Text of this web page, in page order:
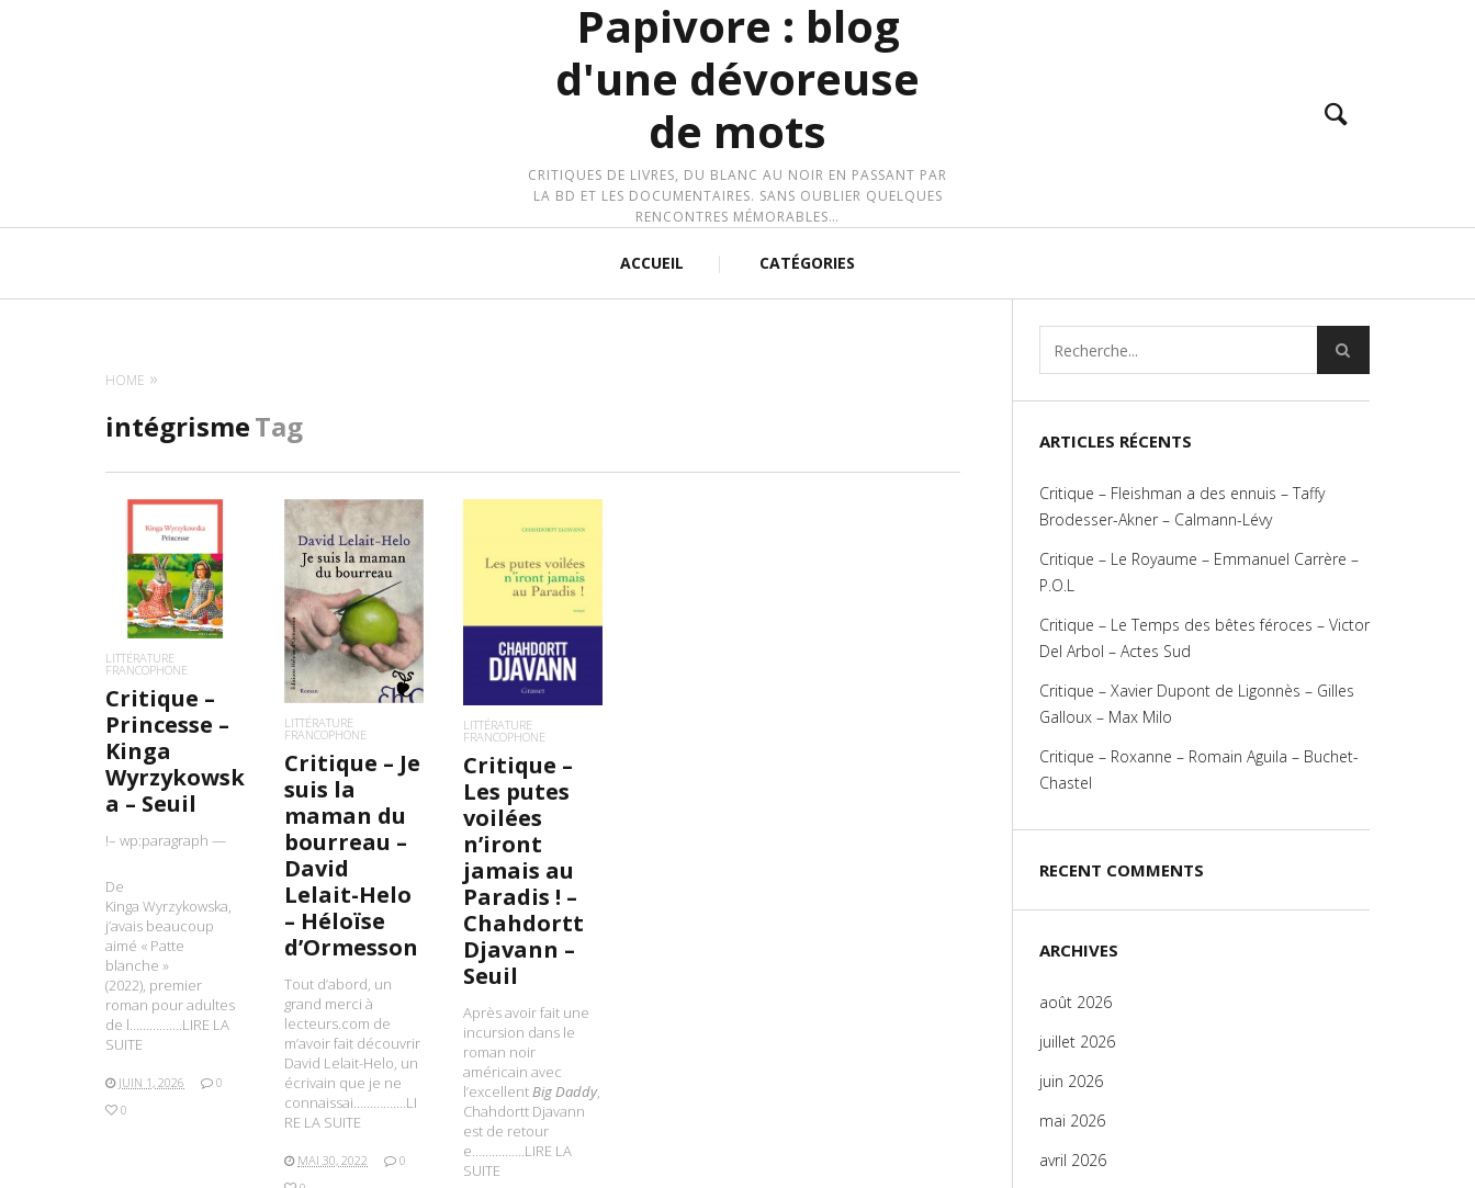
Papivore : blog
d'une dévoreuse
de mots
CRITIQUES DE LIVRES, DU BLANC AU NOIR EN PASSANT PAR
LA BD ET LES DOCUMENTAIRES. SANS OUBLIER QUELQUES
RENCONTRES MÉMORABLES…
ACCUEIL CATÉGORIES
HOME
intégrismeTag
LIRE LA SUITE
LITTÉRATURE
FRANCOPHONE
Critique –
Princesse –
Kinga
Wyrzykowsk
a – Seuil
!– wp:paragraph —
De
Kinga Wyrzykowska,
j’avais beaucoup
aimé « Patte
blanche »
(2022), premier
roman pour adultes
de l…………….LIRE LA
SUITE
JUIN 1, 2026
0
0
LIRE LA SUITE
LITTÉRATURE
FRANCOPHONE
Critique – Je
suis la
maman du
bourreau –
David
Lelait-Helo
– Héloïse
d’Ormesson
Tout d’abord, un
grand merci à
lecteurs.com de
m’avoir fait découvrir
David Lelait-Helo, un
écrivain que je ne
connaissai…………….LI
RE LA SUITE
MAI 30, 2022
0
LIRE LA SUITE
LITTÉRATURE
FRANCOPHONE
Critique –
Les putes
voilées
n’iront
jamais au
Paradis ! –
Chahdortt
Djavann –
Seuil
Après avoir fait une
incursion dans le
roman noir
américain avec
l’excellentBig Daddy,
Chahdortt Djavann
est de retour
e…………….LIRE LA
SUITE
ARTICLES RÉCENTS
Critique – Fleishman a des ennuis – Taffy
Brodesser-Akner – Calmann-Lévy
Critique – Le Royaume – Emmanuel Carrère –
P.O.L
Critique – Le Temps des bêtes féroces – Victor
Del Arbol – Actes Sud
Critique – Xavier Dupont de Ligonnès – Gilles
Galloux – Max Milo
Critique – Roxanne – Romain Aguila – Buchet-
Chastel
RECENT COMMENTS
ARCHIVES
août 2026
juillet 2026
juin 2026
mai 2026
avril 2026